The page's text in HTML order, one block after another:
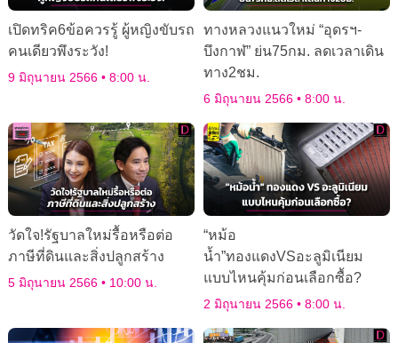
เปิดทริค6ข้อควรรู้ ผู้หญิงขับรถ
คนเดียวพึงระวัง!
9 มิถุนายน 2566 8:00 น.
ทางหลวงแนวใหม่ “อุดรฯ-
บึงกาฬ” ย่น75กม. ลดเวลาเดิน
ทาง2ชม.
6 มิถุนายน 2566 8:00 น.
วัดใจ!รัฐบาลใหม่รื้อหรือต่อ
ภาษีที่ดินและสิ่งปลูกสร้าง
5 มิถุนายน 2566 10:00 น.
“หม้อ
น้ำ”ทองแดงVSอะลูมิเนียม
แบบไหนคุ้มก่อนเลือกซื้อ?
2 มิถุนายน 2566 8:00 น.